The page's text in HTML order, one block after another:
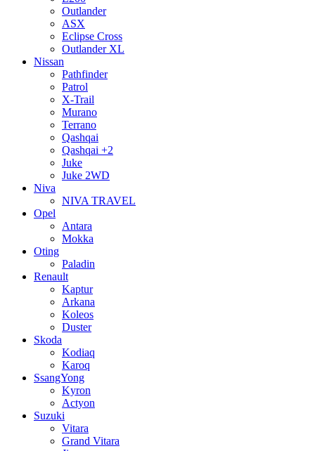
Outlander
ASX
Eclipse Cross
Outlander XL
Nissan
Pathfinder
Patrol
X-Trail
Murano
Terrano
Qashqai
Qashqai +2
Juke
Juke 2WD
Niva
NIVA TRAVEL
Opel
Antara
Mokka
Oting
Paladin
Renault
Kaptur
Arkana
Koleos
Duster
Skoda
Kodiaq
Karoq
SsangYong
Kyron
Actyon
Suzuki
Vitara
Grand Vitara